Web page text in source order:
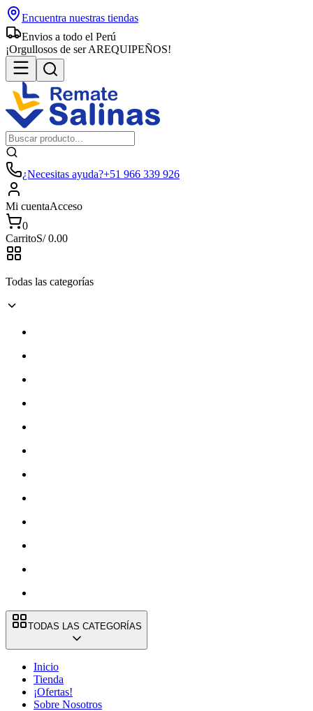
Encuentra nuestras tiendas
Envios a todo el Perú
¡Orgullosos de ser AREQUIPEÑOS!
¿Necesitas ayuda?+51 966 339 926
Mi cuentaAcceso
0
CarritoS/0.00
Todas las categorías
TODAS LAS CATEGORÍAS
Inicio
Tienda
¡Ofertas!
Sobre Nosotros